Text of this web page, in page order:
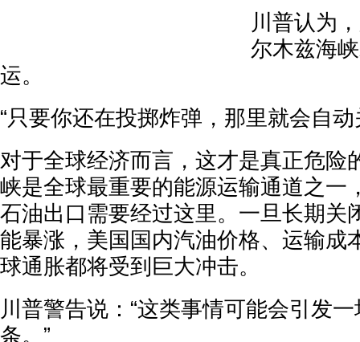
川普认为
尔木兹海
运。
“只要你还在投掷炸弹，那里就会自动
对于全球经济而言，这才是真正危险
峡是全球最重要的能源运输通道之一
石油出口需要经过这里。一旦长期关
能暴涨，美国国内汽油价格、运输成
球通胀都将受到巨大冲击。
川普警告说：“这类事情可能会引发
条。”